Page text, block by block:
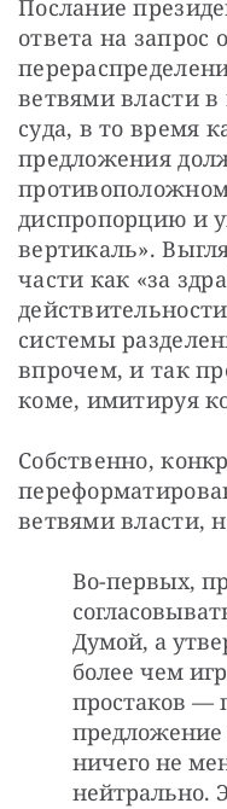
Послание
ответа на запрос
ветвями власти
суда, в то время
предложения
диспропорцию и
вертикаль».
части как «за
системы
впрочем, и так
коме, имитируя
Собственно,
ветвями власти,
Во-первых,
Думой, а
более чем
простаков —
ничего не
нейтрально.